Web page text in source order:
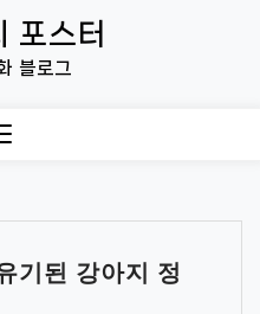
포스터
블로그
기된 강아지 정